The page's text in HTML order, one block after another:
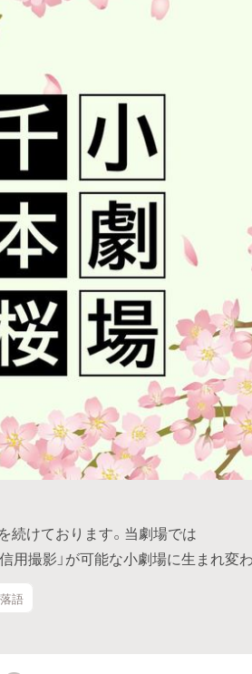
最新達成プロジェクト 調達
続けております。当劇場では
用撮影」が可能な小劇場に生まれ変わ
語